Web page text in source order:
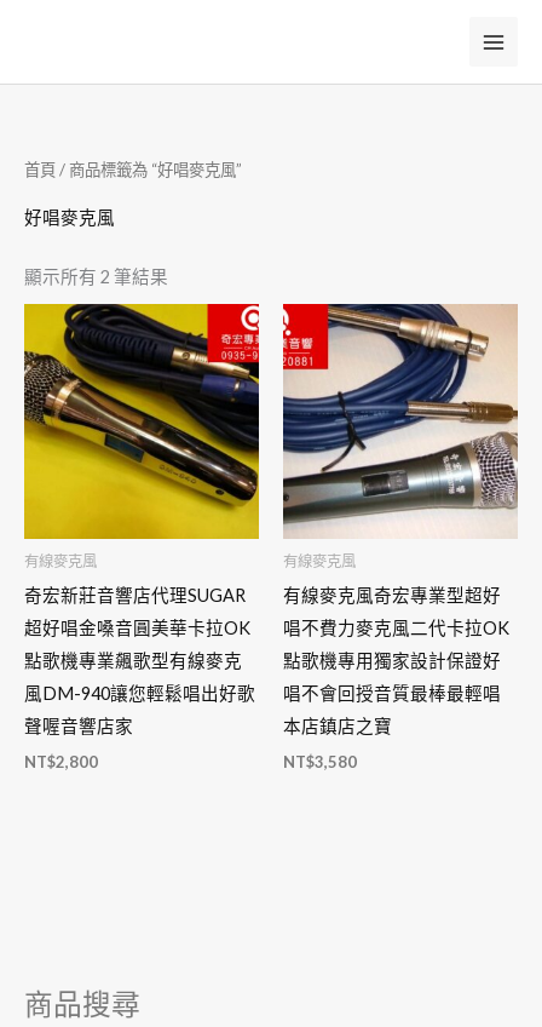
主
首頁/ 商品標籤為 “好唱麥克風”
好唱麥克風
顯示所有 2 筆結果
有線麥克風
奇宏新莊音響店代理SUGAR
超好唱金嗓音圓美華卡拉OK
點歌機專業飆歌型有線麥克
風DM-940讓您輕鬆唱出好歌
聲喔音響店家
NT$2,800
有線麥克風
有線麥克風奇宏專業型超好
唱不費力麥克風二代卡拉OK
點歌機專用獨家設計保證好
唱不會回授音質最棒最輕唱
本店鎮店之寶
NT$3,580
商品搜尋
搜